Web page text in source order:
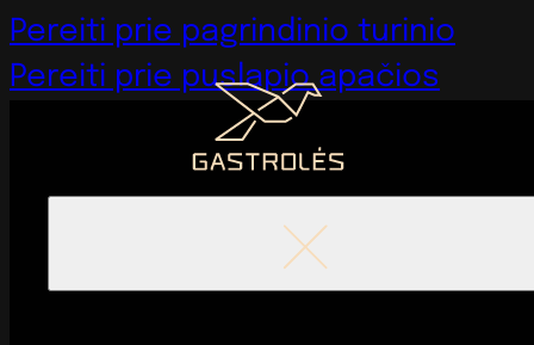
Pereiti prie pagrindinio turinio
Pereiti prie puslapio apačios